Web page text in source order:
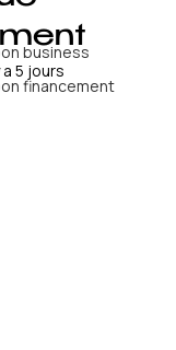
business
financement
a 5 jours